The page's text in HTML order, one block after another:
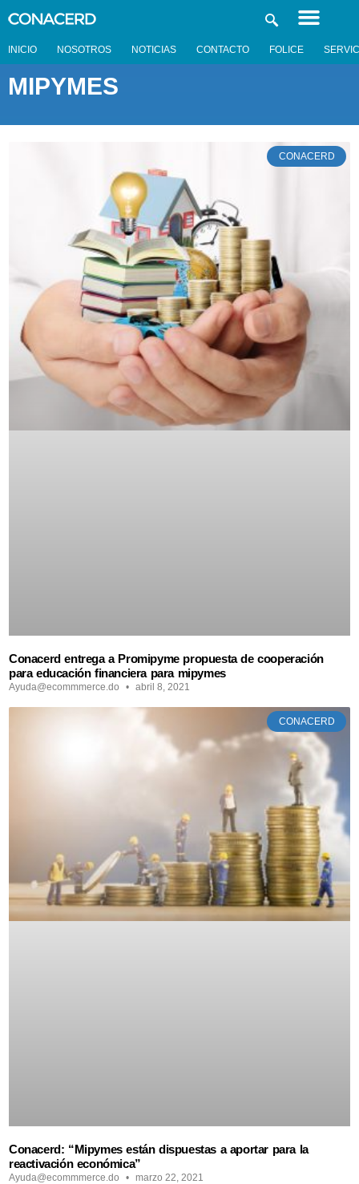
INICIO NOSOTROS NOTICIAS CONTACTO FOLICE
MIPYMES
CONACERD
Conacerd entrega a Promipyme propuesta de cooperación
para educación financiera para mipymes
Ayuda@ecommmerce.do abril 8, 2021
CONACERD
Conacerd: “Mipymes están dispuestas a aportar para la
reactivación económica”
Ayuda@ecommmerce.do marzo 22, 2021